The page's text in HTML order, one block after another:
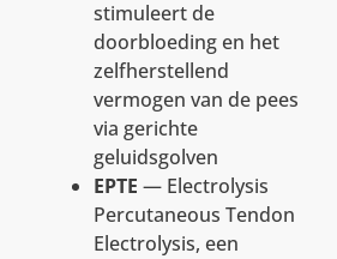
stimuleert de
doorbloeding en het
zelfherstellend
vermogen van de pees
via gerichte
geluidsgolven
EPTE — Electrolysis
Percutaneous Tendon
Electrolysis, een